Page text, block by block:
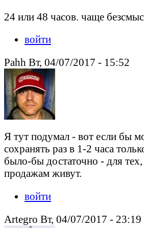
24 или 48 часов. чаще
войти
Pahh Вт, 04/07/2017 - 15:52
Я тут подумал - вот если бы
сохранять раз в 1-2 часа
было-бы достаточно - для
продажам живут.
войти
Artegro Вт, 04/07/2017 - 23:19